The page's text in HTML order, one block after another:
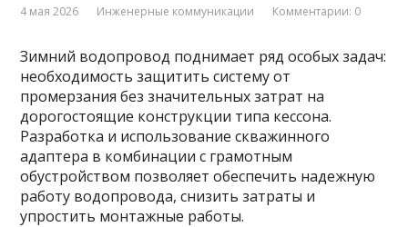
4 мая 2026 Инженерные коммуникации Комментарии: 0
Зимний водопровод поднимает ряд особых задач:
необходимость защитить систему от
промерзания без значительных затрат на
дорогостоящие конструкции типа кессона.
Разработка и использование скважинного
адаптера в комбинации с грамотным
обустройством позволяет обеспечить надежную
работу водопровода, снизить затраты и
упростить монтажные работы.